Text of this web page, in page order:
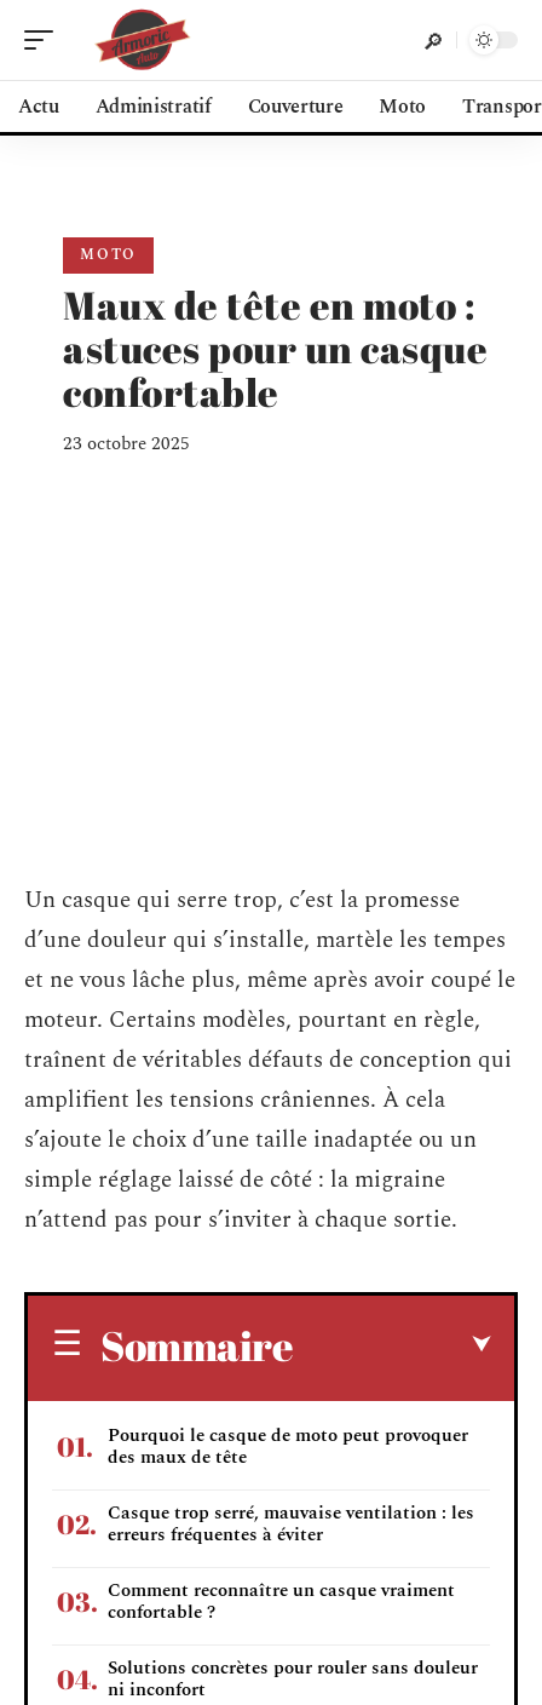
Actu Administratif Couverture Moto
MOTO
Maux de tête en moto :
astuces pour un casque
confortable
23 octobre 2025
Un casque qui serre trop, c’est la promesse
d’une douleur qui s’installe, martèle les tempes
et ne vous lâche plus, même après avoir coupé le
moteur. Certains modèles, pourtant en règle,
traînent de véritables défauts de conception qui
amplifient les tensions crâniennes. À cela
s’ajoute le choix d’une taille inadaptée ou un
simple réglage laissé de côté : la migraine
n’attend pas pour s’inviter à chaque sortie.
Sommaire
Pourquoi le casque de moto peut provoquer
des maux de tête
Casque trop serré, mauvaise ventilation : les
erreurs fréquentes à éviter
Comment reconnaître un casque vraiment
confortable ?
Solutions concrètes pour rouler sans douleur
ni inconfort